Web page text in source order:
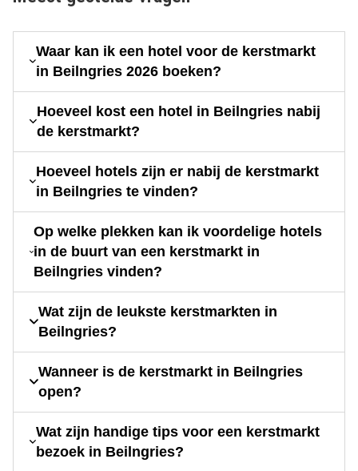
Waar kan ik een hotel voor de kerstmarkt
in Beilngries 2026 boeken?
Hoeveel kost een hotel in Beilngries nabij
de kerstmarkt?
Hoeveel hotels zijn er nabij de kerstmarkt
in Beilngries te vinden?
Op welke plekken kan ik voordelige hotels
in de buurt van een kerstmarkt in
Beilngries vinden?
Wat zijn de leukste kerstmarkten in
Beilngries?
Wanneer is de kerstmarkt in Beilngries
open?
Wat zijn handige tips voor een kerstmarkt
bezoek in Beilngries?